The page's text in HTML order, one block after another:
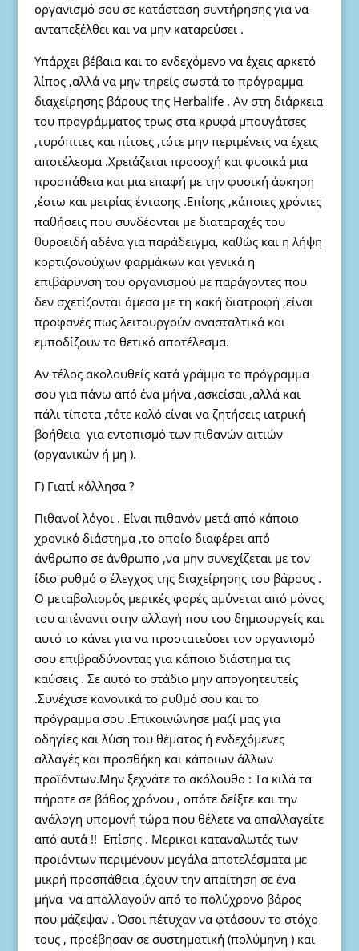
οργανισμό σου σε κατάσταση συντήρησης για να
ανταπεξέλθει και να μην καταρεύσει .
Υπάρχει βέβαια και το ενδεχόμενο να έχεις αρκετό
λίπος ,αλλά να μην τηρείς σωστά το πρόγραμμα
διαχείρησης βάρους της Herbalife . Αν στη διάρκεια
του προγράμματος τρως στα κρυφά μπουγάτσες
,τυρόπιτες και πίτσες ,τότε μην περιμένεις να έχεις
αποτέλεσμα .Χρειάζεται προσοχή και φυσικά μια
προσπάθεια και μια επαφή με την φυσική άσκηση
,έστω και μετρίας έντασης .Επίσης ,κάποιες χρόνιες
παθήσεις που συνδέονται με διαταραχές του
θυροειδή αδένα για παράδειγμα, καθώς και η λήψη
κορτιζονούχων φαρμάκων και γενικά η
επιβάρυνση του οργανισμού με παράγοντες που
δεν σχετίζονται άμεσα με τη κακή διατροφή ,είναι
προφανές πως λειτουργούν ανασταλτικά και
εμποδίζουν το θετικό αποτέλεσμα.
Αν τέλος ακολουθείς κατά γράμμα το πρόγραμμα
σου για πάνω από ένα μήνα ,ασκείσαι ,αλλά και
πάλι τίποτα ,τότε καλό είναι να ζητήσεις ιατρική
βοήθεια για εντοπισμό των πιθανών αιτιών
(οργανικών ή μη ).
Γ) Γιατί κόλλησα ?
Πιθανοί λόγοι . Είναι πιθανόν μετά από κάποιο
χρονικό διάστημα ,το οποίο διαφέρει από
άνθρωπο σε άνθρωπο ,να μην συνεχίζεται με τον
ίδιο ρυθμό ο έλεγχος της διαχείρησης του βάρους .
Ο μεταβολισμός μερικές φορές αμύνεται από μόνος
του απέναντι στην αλλαγή που του δημιουργείς και
αυτό το κάνει για να προστατεύσει τον οργανισμό
σου επιβραδύνοντας για κάποιο διάστημα τις
καύσεις . Σε αυτό το στάδιο μην απογοητευτείς
.Συνέχισε κανονικά το ρυθμό σου και το
πρόγραμμα σου .Επικοινώνησε μαζί μας για
οδηγίες και λύση του θέματος ή ενδεχόμενες
αλλαγές και προσθήκη και κάποιων άλλων
προϊόντων.Μην ξεχνάτε το ακόλουθο : Tα κιλά τα
πήρατε σε βάθος χρόνου , οπότε δείξτε και την
ανάλογη υπομονή τώρα που θέλετε να απαλλαγείτε
από αυτά !! Επίσης . Μερικοι καταναλωτές των
προϊόντων περιμένουν μεγάλα αποτελέσματα με
μικρή προσπάθεια ,έχουν την απαίτηση σε ένα
μήνα να απαλλαγούν από το πολύχρoνο βάρος
που μάζεψαν . Όσοι πέτυχαν να φτάσουν το στόχο
τους , προέβησαν σε συστηματική (πολύμηνη ) και